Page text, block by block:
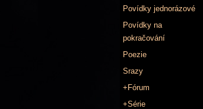
Povídky jednorázové
Povídky na
pokračování
Poezie
Srazy
+Fórum
+Série